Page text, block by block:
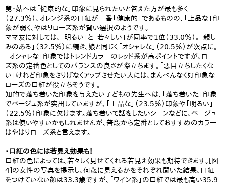
舅・姑へは「健康的な」印象に見られたいと答えた方が最も多く
（27.3％）、オレンジ系の口紅が一番「健康的」であるものの、「上品な」印
象が弱く、やはりローズ系が賢い選択のようです。
ママ友に対しては、「明るい」と「若々しい」が同率で1位（33.0％）。「親し
みのある」（32.5％）に続き、娘と同じく「オシャレな」（20.5％）が次点に。
「オシャレな」印象ではトレンドカラーのレッド系が高ポイントですが、ロー
ズ系の定番色としてのバランスの良さが際立ちます。「悪目立ちしたくな
い」けれど印象をさりげなくアップさせたい人には、まんべんなく好印象な
ローズの口紅が役立ちそうです。
知的で落ち着いた印象を与えたい子どもの先生へは、「落ち着いた」印象
でベージュ系が突出していますが、「上品な」（23.5％）印象や「明るい」
（22.5％）印象に欠けます。落ち着いて話をしたいシーンなどに、ベージュ
系は使いやすいかもしれませんが、普段から定番としておすすめのカラー
はやはりローズ系と言えます。
・口紅の色には若見え効果も！
口紅の色によっては、若々しく見せてくれる若見え効果も期待できます。[図
4]の女性の写真を提示し、何歳に見えるかをそれぞれ聞いた結果、口紅
をつけていない顔は33.3歳ですが、「ワイン系」の口紅では最も高い35.9